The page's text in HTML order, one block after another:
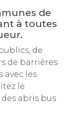
de
à toutes
de
de barrières
avec les
le
abris bus